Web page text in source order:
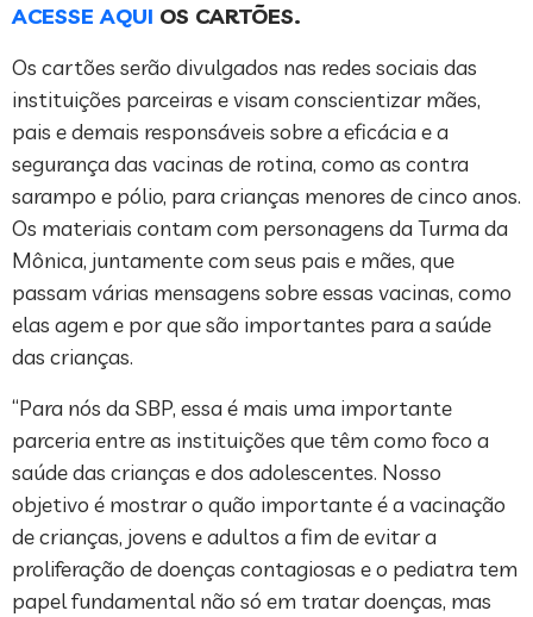
ACESSE AQUI OS CARTÕES.
Os cartões serão divulgados nas redes sociais das
instituições parceiras e visam conscientizar mães,
pais e demais responsáveis sobre a eficácia e a
segurança das vacinas de rotina, como as contra
sarampo e pólio, para crianças menores de cinco anos.
Os materiais contam com personagens da Turma da
Mônica, juntamente com seus pais e mães, que
passam várias mensagens sobre essas vacinas, como
elas agem e por que são importantes para a saúde
das crianças.
“Para nós da SBP, essa é mais uma importante
parceria entre as instituições que têm como foco a
saúde das crianças e dos adolescentes. Nosso
objetivo é mostrar o quão importante é a vacinação
de crianças, jovens e adultos a fim de evitar a
proliferação de doenças contagiosas e o pediatra tem
papel fundamental não só em tratar doenças, mas